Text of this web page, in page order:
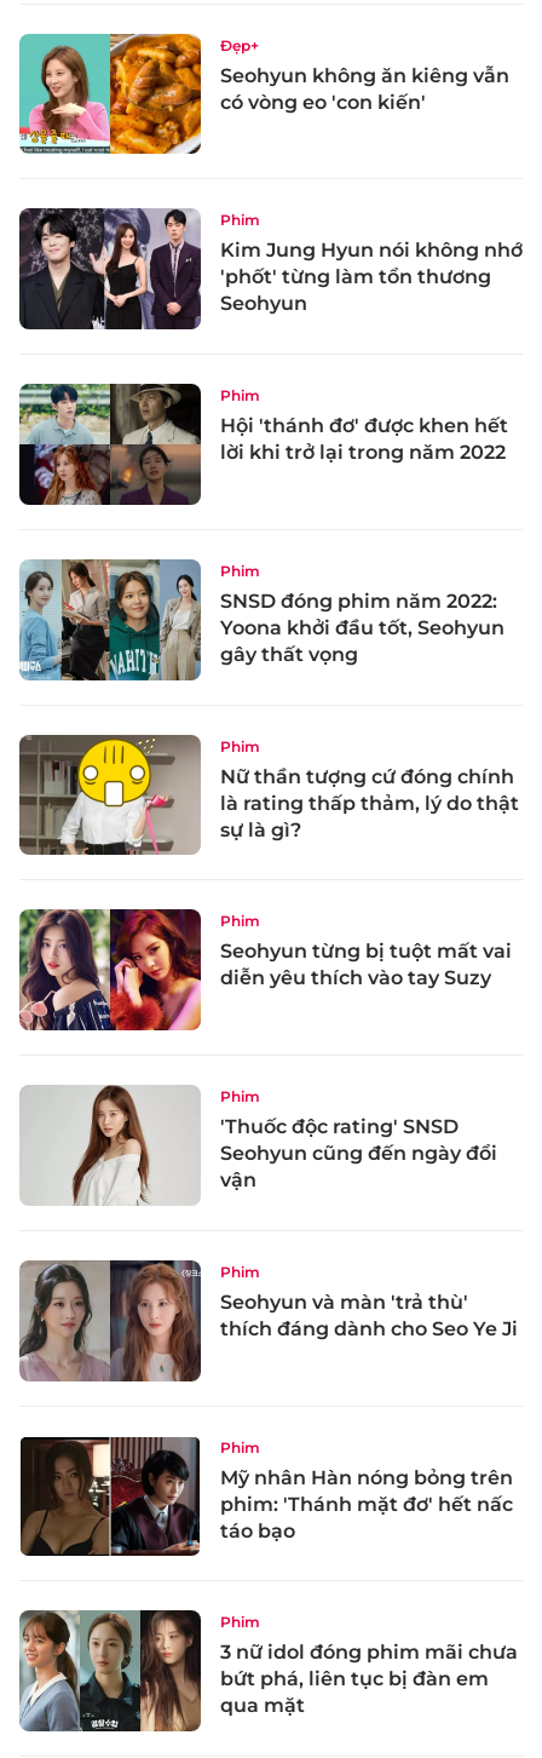
Đẹp+
Seohyun không ăn kiêng vẫn
có vòng eo 'con kiến'
Phim
Kim Jung Hyun nói không nhớ
'phốt' từng làm tổn thương
Seohyun
Phim
Hội 'thánh đơ' được khen hết
lời khi trở lại trong năm 2022
Phim
SNSD đóng phim năm 2022:
Yoona khởi đầu tốt, Seohyun
gây thất vọng
Phim
Nữ thần tượng cứ đóng chính
là rating thấp thảm, lý do thật
sự là gì?
Phim
Seohyun từng bị tuột mất vai
diễn yêu thích vào tay Suzy
Phim
'Thuốc độc rating' SNSD
Seohyun cũng đến ngày đổi
vận
Phim
Seohyun và màn 'trả thù'
thích đáng dành cho Seo Ye Ji
Phim
Mỹ nhân Hàn nóng bỏng trên
phim: 'Thánh mặt đơ' hết nấc
táo bạo
Phim
3 nữ idol đóng phim mãi chưa
bứt phá, liên tục bị đàn em
qua mặt